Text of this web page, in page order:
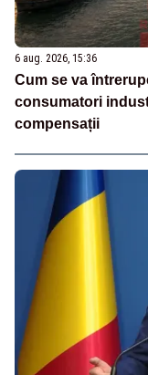
6 aug. 2026, 15:36
Cum se va
consumatori
compensații